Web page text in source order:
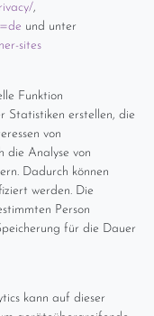
/,
und unter
sites
Funktion
Statistiken erstellen, die
von
die Analyse von
Dadurch können
werden. Die
Person
für die Dauer
kann auf dieser